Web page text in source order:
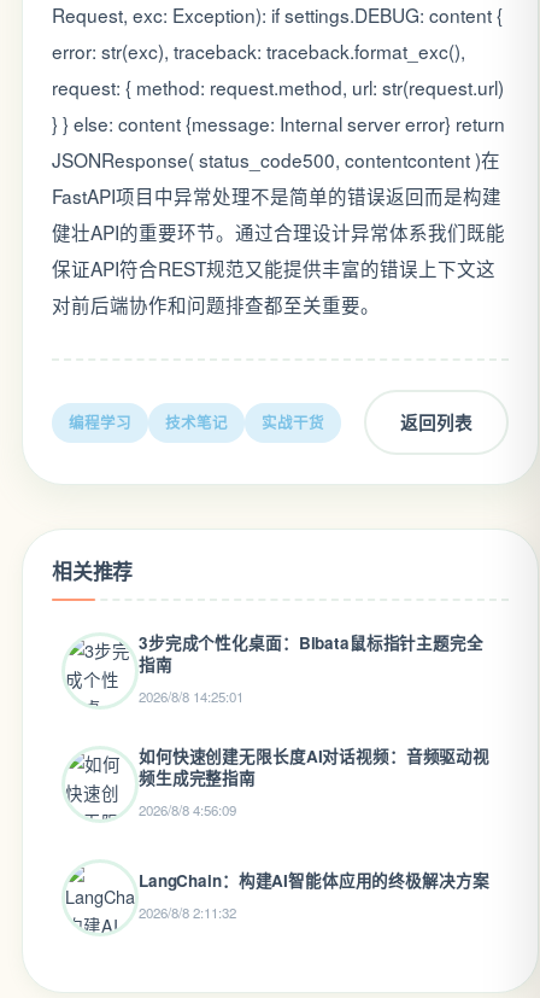
Request, exc: Exception): if settings.DEBUG: content {
error: str(exc), traceback: traceback.format_exc(),
request: { method: request.method, url: str(request.url)
} } else: content {message: Internal server error} return
JSONResponse( status_code500, contentcontent )在
FastAPI项目中异常处理不是简单的错误返回而是构建
健壮API的重要环节。通过合理设计异常体系我们既能
保证API符合REST规范又能提供丰富的错误上下文这
对前后端协作和问题排查都至关重要。
编程学习 技术笔记 实战干货 返回列表
相关推荐
3步完成个性化桌面：Bibata鼠标指针主题完全
指南
2026/8/8 14:25:01
如何快速创建无限长度AI对话视频：音频驱动视
频生成完整指南
2026/8/8 4:56:09
LangChain：构建AI智能体应用的终极解决方案
2026/8/8 2:11:32